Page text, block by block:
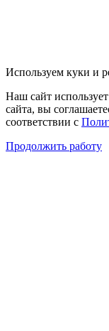
Используем куки и
Наш сайт
сайта, вы
соответствии с
Продолжить работу